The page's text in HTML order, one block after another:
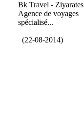
Bk Travel - Ziyarates
Agence de voyages
spécialisé...
(22-08-2014)